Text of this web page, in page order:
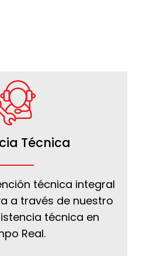
Técnica
técnica integral
a través de nuestro
técnica en
Real.